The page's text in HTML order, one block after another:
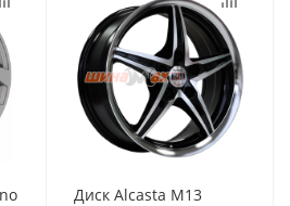
Диск Alcasta M13